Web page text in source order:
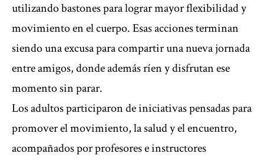
utilizando bastones para lograr mayor flexibilidad y
movimiento en el cuerpo. Esas acciones terminan
siendo una excusa para compartir una nueva jornada
entre amigos, donde además ríen y disfrutan ese
momento sin parar.
Los adultos participaron de iniciativas pensadas para
promover el movimiento, la salud y el encuentro,
acompañados por profesores e instructores